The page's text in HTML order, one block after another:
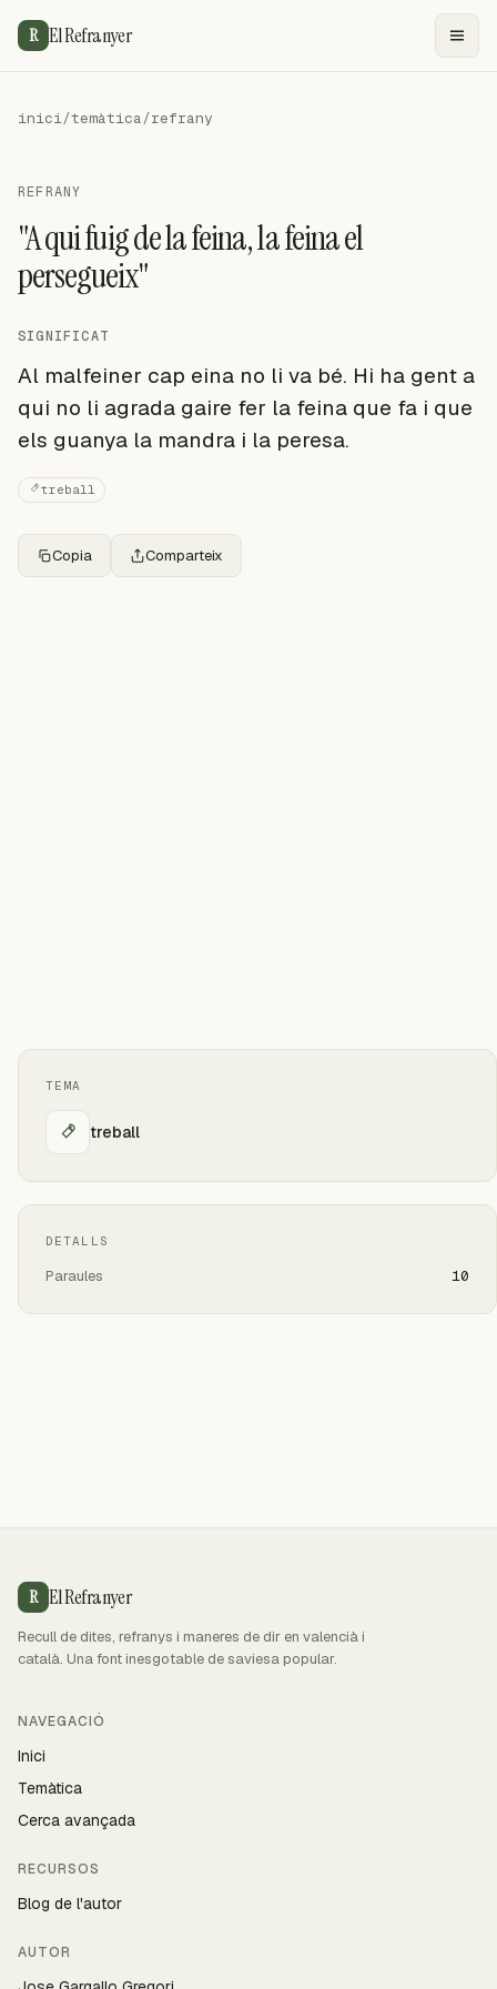
R El Refranyer
inici/temàtica/refrany
REFRANY
"A qui fuig de la feina, la feina el
persegueix"
SIGNIFICAT
Al malfeiner cap eina no li va bé. Hi ha gent a
qui no li agrada gaire fer la feina que fa i que
els guanya la mandra i la peresa.
treball
Copia Comparteix
TEMA
treball
DETALLS
Paraules 10
R El Refranyer
Recull de dites, refranys i maneres de dir en valencià i
català. Una font inesgotable de saviesa popular.
NAVEGACIÓ
Inici
Temàtica
Cerca avançada
RECURSOS
Blog de l'autor
AUTOR